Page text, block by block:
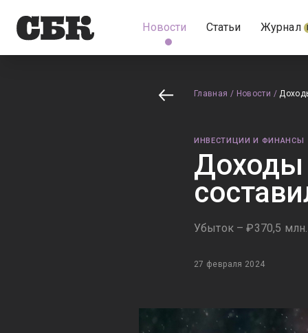
Новости Статьи Журнал
Главная / Новости /
ИНВЕСТИЦИИ И ФИНАНСЫ
Доходы
Убыток – ₽370,5
27 февраля 2024